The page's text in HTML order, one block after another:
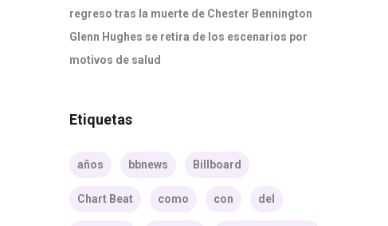
regreso tras la muerte de Chester Bennington
Glenn Hughes se retira de los escenarios por
motivos de salud
Etiquetas
años bbnews Billboard
Chart Beat como con del